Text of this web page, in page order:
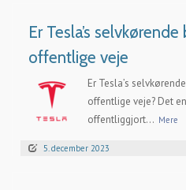
Er Tesla’s
offentlige veje
Er Tesla’s
offentlige veje? Det
offentliggjort... Mere
5. december 2023